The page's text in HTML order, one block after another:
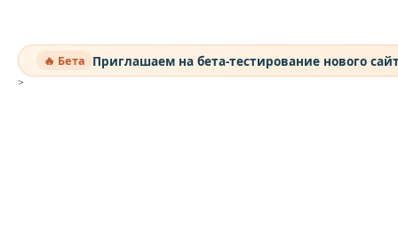
🔥 Бета Приглашаем на бета-тестирование нового
>